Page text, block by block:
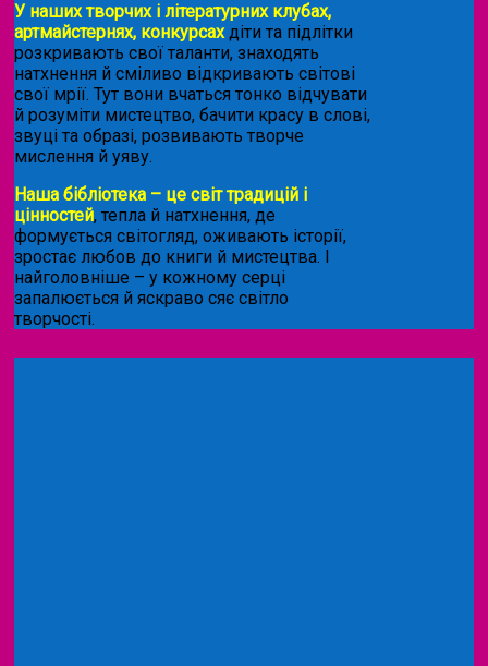
У наших творчих і літературних клубах,
артмайстернях, конкурсахдіти та підлітки
розкривають свої таланти, знаходять
натхнення й сміливо відкривають світові
свої мрії. Тут вони вчаться тонко відчувати
й розуміти мистецтво, бачити красу в слові,
звуці та образі, розвивають творче
мислення й уяву.
Наша бібліотека – це світ традицій і
цінностей, тепла й натхнення, де
формується світогляд, оживають історії,
зростає любов до книги й мистецтва. І
найголовніше – у кожному серці
запалюється й яскраво сяє світло
творчості.